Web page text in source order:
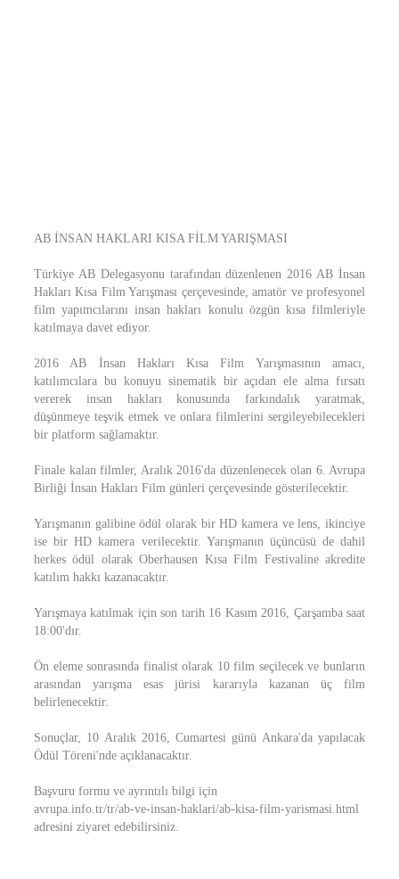
AB İNSAN HAKLARI KISA FİLM YARIŞMASI
Türkiye AB Delegasyonu tarafından düzenlenen 2016 AB İnsan
Hakları Kısa Film Yarışması çerçevesinde, amatör ve profesyonel
film yapımcılarını insan hakları konulu özgün kısa filmleriyle
katılmaya davet ediyor.
2016 AB İnsan Hakları Kısa Film Yarışmasının amacı,
katılımcılara bu konuyu sinematik bir açıdan ele alma fırsatı
vererek insan hakları konusunda farkındalık yaratmak,
düşünmeye teşvik etmek ve onlara filmlerini sergileyebilecekleri
bir platform sağlamaktır.
Finale kalan filmler, Aralık 2016'da düzenlenecek olan 6. Avrupa
Birliği İnsan Hakları Film günleri çerçevesinde gösterilecektir.
Yarışmanın galibine ödül olarak bir HD kamera ve lens, ikinciye
ise bir HD kamera verilecektir. Yarışmanın üçüncüsü de dahil
herkes ödül olarak Oberhausen Kısa Film Festivaline akredite
katılım hakkı kazanacaktır.
Yarışmaya katılmak için son tarih 16 Kasım 2016, Çarşamba saat
18:00'dır.
Ön eleme sonrasında finalist olarak 10 film seçilecek ve bunların
arasından yarışma esas jürisi kararıyla kazanan üç film
belirlenecektir.
Sonuçlar, 10 Aralık 2016, Cumartesi günü Ankara'da yapılacak
Ödül Töreni'nde açıklanacaktır.
Başvuru formu ve ayrıntılı bilgi için
avrupa.info.tr/tr/ab-ve-insan-haklari/ab-kisa-film-yarismasi.html
adresini ziyaret edebilirsiniz.